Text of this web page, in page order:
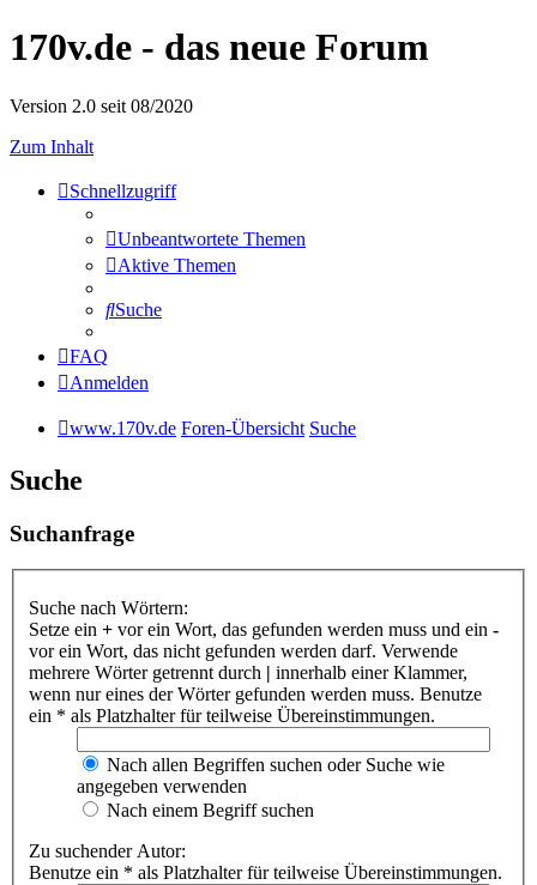
170v.de - das neue Forum
Version 2.0 seit 08/2020
Zum Inhalt
Schnellzugriff
Unbeantwortete Themen
Aktive Themen
Suche
FAQ
Anmelden
www.170v.de Foren-Übersicht Suche
Suche
Suchanfrage
Suche nach Wörtern:
Setze ein + vor ein Wort, das gefunden werden muss und ein -
vor ein Wort, das nicht gefunden werden darf. Verwende
mehrere Wörter getrennt durch | innerhalb einer Klammer,
wenn nur eines der Wörter gefunden werden muss. Benutze
ein * als Platzhalter für teilweise Übereinstimmungen.
Nach allen Begriffen suchen oder Suche wie
angegeben verwenden
Nach einem Begriff suchen
Zu suchender Autor:
Benutze ein * als Platzhalter für teilweise Übereinstimmungen.